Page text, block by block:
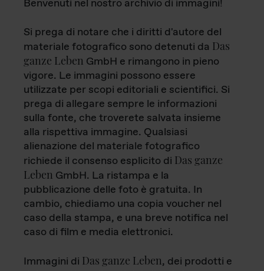
Benvenuti nel nostro archivio di immagini!
Si prega di notare che i diritti d'autore del
materiale fotografico sono detenuti da Das
ganze Leben GmbH e rimangono in pieno
vigore. Le immagini possono essere
utilizzate per scopi editoriali e scientifici. Si
prega di allegare sempre le informazioni
sulla fonte, che troverete salvata insieme
alla rispettiva immagine. Qualsiasi
alienazione del materiale fotografico
richiede il consenso esplicito di Das ganze
Leben GmbH. La ristampa e la
pubblicazione delle foto è gratuita. In
cambio, chiediamo una copia voucher nel
caso della stampa, e una breve notifica nel
caso di film e media elettronici.
Immagini di Das ganze Leben, dei prodotti e